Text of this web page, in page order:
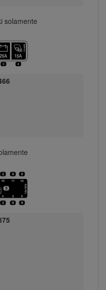
solamente